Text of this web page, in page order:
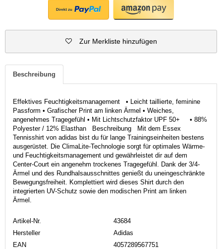
Zur Merkliste hinzufügen
Beschreibung
Effektives Feuchtigkeitsmanagement • Leicht taillierte, feminine
Passform • Grafischer Print am linken Ärmel • Weiches,
angenehmes Tragegefühl • Mit Lichtschutzfaktor UPF 50+ • 88%
Polyester / 12% Elasthan Beschreibung Mit dem Essex
Tennisshirt von adidas bist du für lange Trainingseinheiten bestens
ausgerüstet. Die ClimaLite-Technologie sorgt für optimales Wärme-
und Feuchtigkeitsmanagement und gewährleistet dir auf dem
Center-Court ein angenehm trockenes Tragegefühl. Dank der 3/4-
Ärmel und des Rundhalsausschnittes genießt du uneingeschränkte
Bewegungsfreiheit. Komplettiert wird dieses Shirt durch den
integrierten UV-Schutz sowie den modischen Print am linken
Ärmel.
Artikel-Nr.
43684
Hersteller
Adidas
EAN
4057289567751